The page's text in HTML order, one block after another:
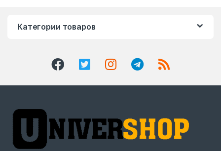
Категории товаров